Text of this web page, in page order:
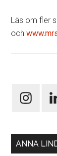
Läs om fler
och
ANNA